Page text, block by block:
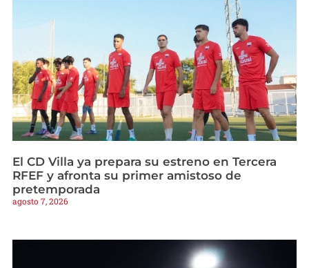
El CD Villa ya prepara su estreno en Tercera
RFEF y afronta su primer amistoso de
pretemporada
agosto 7, 2026